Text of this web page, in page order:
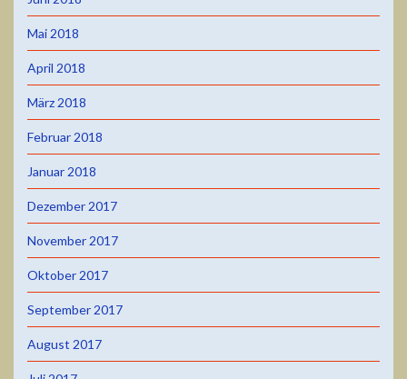
Mai 2018
April 2018
März 2018
Februar 2018
Januar 2018
Dezember 2017
November 2017
Oktober 2017
September 2017
August 2017